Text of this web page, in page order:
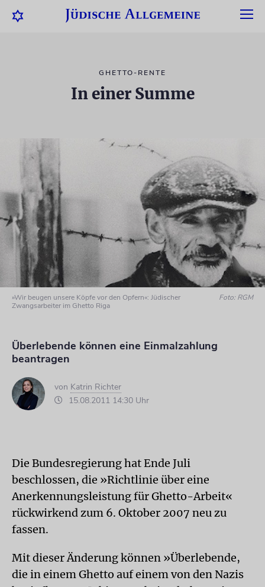
GHETTO-RENTE
In einer Summe
»Wir beugen unsere Köpfe vor den Opfern«: Jüdischer
Zwangsarbeiter im Ghetto Riga
Foto: RGM
Überlebende können eine Einmalzahlung
beantragen
von Katrin Richter
15.08.2011 14:30 Uhr
Die Bundesregierung hat Ende Juli
beschlossen, die »Richtlinie über eine
Anerkennungsleistung für Ghetto-Arbeit«
rückwirkend zum 6. Oktober 2007 neu zu
fassen.
Mit dieser Änderung können »Überlebende,
die in einem Ghetto auf einem von den Nazis